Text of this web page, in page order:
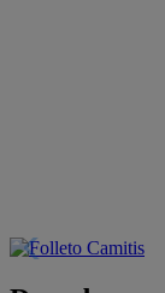
Crea tu propio estilo